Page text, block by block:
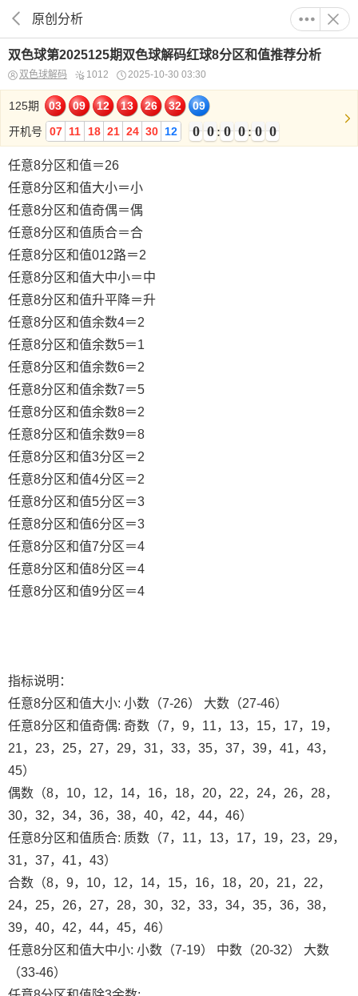
原创分析
双色球第2025125期双色球解码红球8分区和值推荐分析
双色球解码 1012 2025-10-30 03:30
125期 03 09 12 13 26 32
09
开机号
07 11 18 21 24 30 12 0
0
0
0 0
0
0
0 0
0
0
0 0
0
0
0 0
0
0
0 0
0
0
0
任意8分区和值＝26
任意8分区和值大小＝小
任意8分区和值奇偶＝偶
任意8分区和值质合＝合
任意8分区和值012路＝2
任意8分区和值大中小＝中
任意8分区和值升平降＝升
任意8分区和值余数4＝2
任意8分区和值余数5＝1
任意8分区和值余数6＝2
任意8分区和值余数7＝5
任意8分区和值余数8＝2
任意8分区和值余数9＝8
任意8分区和值3分区＝2
任意8分区和值4分区＝2
任意8分区和值5分区＝3
任意8分区和值6分区＝3
任意8分区和值7分区＝4
任意8分区和值8分区＝4
任意8分区和值9分区＝4
指标说明：
任意8分区和值大小: 小数（7-26） 大数（27-46）
任意8分区和值奇偶: 奇数（7，9，11，13，15，17，19，
21，23，25，27，29，31，33，35，37，39，41，43，
45）
偶数（8，10，12，14，16，18，20，22，24，26，28，
30，32，34，36，38，40，42，44，46）
任意8分区和值质合: 质数（7，11，13，17，19，23，29，
31，37，41，43）
合数（8，9，10，12，14，15，16，18，20，21，22，
24，25，26，27，28，30，32，33，34，35，36，38，
39，40，42，44，45，46）
任意8分区和值大中小: 小数（7-19） 中数（20-32） 大数
（33-46）